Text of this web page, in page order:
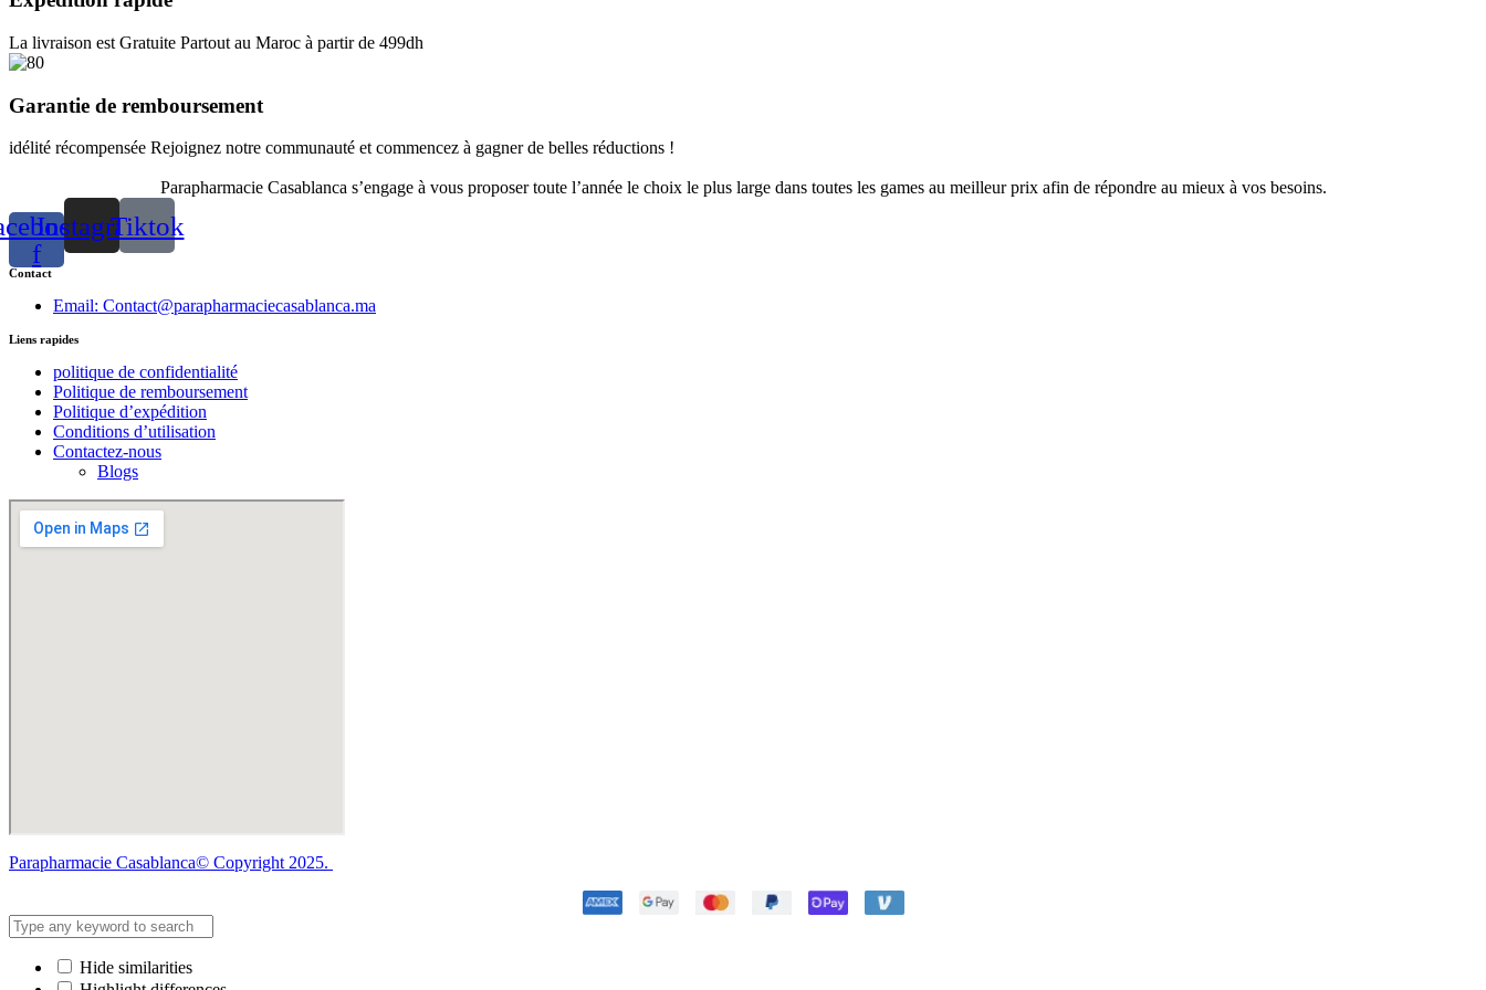
La livraison est Gratuite Partout au Maroc à partir de 499dh
Garantie de remboursement
idélité récompensée Rejoignez notre communauté et commencez à gagner de belles réductions !
Parapharmacie Casablanca s’engage à vous proposer toute l’année le choix le plus large dans toutes les games au meilleur prix afin de répondre au mieux à vos besoins.
f
InstagramTiktok
Contact
Email: Contact@parapharmaciecasablanca.ma
Liens rapides
politique de confidentialité
Politique de remboursement
Politique d’expédition
Conditions d’utilisation
Contactez-nous
Blogs
Parapharmacie Casablanca© Copyright 2025.
Hide similarities